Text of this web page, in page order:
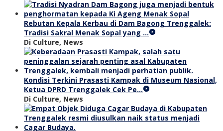
Rebutan Kepala Kerbau di Dam Bagong Trenggalek:
Tradisi Sakral Menak Sopal yang …
Di Culture, News
Kondisi Terkini Prasasti Kampak di Museum Nasional,
Ketua DPRD Trenggalek Cek Pe…
Di Culture, News